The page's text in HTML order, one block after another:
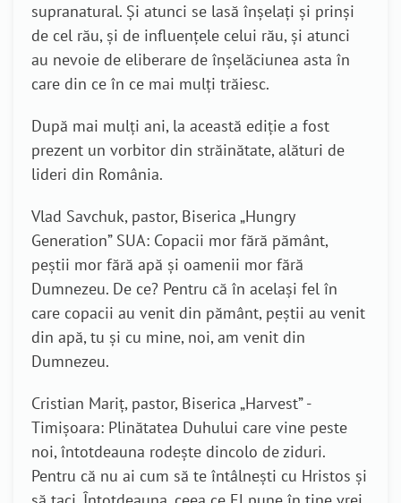
supranatural. Și atunci se lasă înșelați și prinși
de cel rău, și de influențele celui rău, și atunci
au nevoie de eliberare de înșelăciunea asta în
care din ce în ce mai mulți trăiesc.
După mai mulți ani, la această ediție a fost
prezent un vorbitor din străinătate, alături de
lideri din România.
Vlad Savchuk, pastor, Biserica „Hungry
Generation” SUA: Copacii mor fără pământ,
peștii mor fără apă și oamenii mor fără
Dumnezeu. De ce? Pentru că în același fel în
care copacii au venit din pământ, peștii au venit
din apă, tu și cu mine, noi, am venit din
Dumnezeu.
Cristian Mariț, pastor, Biserica „Harvest” -
Timișoara: Plinătatea Duhului care vine peste
noi, întotdeauna rodește dincolo de ziduri.
Pentru că nu ai cum să te întâlnești cu Hristos și